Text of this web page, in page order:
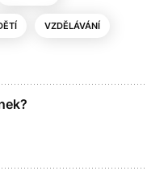
VZDĚLÁVÁNÍ